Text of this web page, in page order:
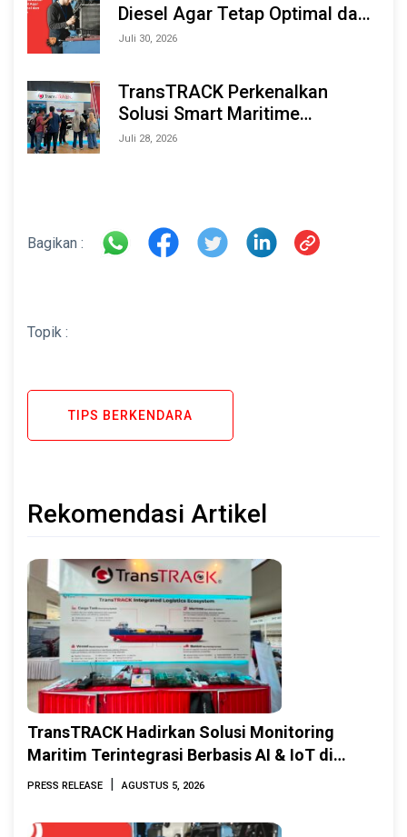
Diesel Agar Tetap Optimal dan
Tahan Lama
Juli 30, 2026
TransTRACK Perkenalkan
Solusi Smart Maritime
Monitoring Berbasis AI dan IoT
Juli 28, 2026
Bagikan :
Topik :
TIPS BERKENDARA
Rekomendasi Artikel
TransTRACK Hadirkan Solusi Monitoring
Maritim Terintegrasi Berbasis AI & IoT di
Indonesia Marine & Offshore Expo (IMOX)
PRESS RELEASE | AGUSTUS 5, 2026